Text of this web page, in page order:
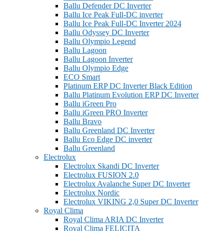
Ballu Defender DC Inverter
Ballu Ice Peak Full-DC inverter
Ballu Ice Peak Full-DC Inverter 2024
Ballu Odyssey DС Inverter
Ballu Olympio Legend
Ballu Lagoon
Ballu Lagoon Inverter
Ballu Olympio Edge
ECO Smart
Platinum ERP DC Inverter Black Edition
Ballu Platinum Evolution ERP DC Inverter
Ballu iGreen Pro
Ballu iGreen PRO Inverter
Ballu Bravo
Ballu Greenland DС Inverter
Ballu Eco Edge DC inverter
Ballu Greenland
Electrolux
Electrolux Skandi DC Inverter
Electrolux FUSION 2.0
Electrolux Avalanche Super DC Inverter
Electrolux Nordic
Electrolux VIKING 2,0 Super DC Inverter
Royal Clima
Royal Clima ARIA DC Inverter
Royal Clima FELICITA